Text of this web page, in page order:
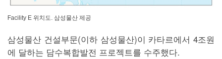
Facility E 위치도. 삼성물산 제공
삼성물산 건설부문(이하 삼성물산)이 카타르에서 4조원
에 달하는 담수복합발전 프로젝트를 수주했다.